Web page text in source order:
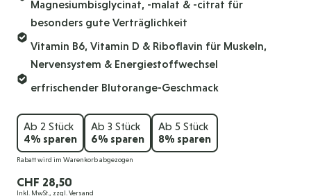
Magnesiumbisglycinat, -malat & -citrat für
besonders gute Verträglichkeit
Vitamin B6, Vitamin D & Riboflavin für Muskeln,
Nervensystem & Energiestoffwechsel
erfrischender Blutorange-Geschmack
Ab 2 Stück
4% sparen
Ab 3 Stück
6% sparen
Ab 5 Stück
8% sparen
Rabatt wird im Warenkorb abgezogen
CHF 28,50
Inkl. MwSt., zzgl. Versand